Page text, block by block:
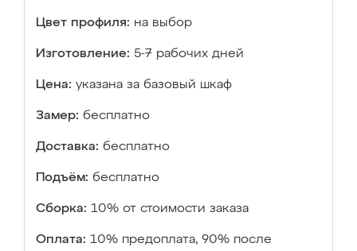
Цвет профиля: на выбор
Изготовление: 5-7 рабочих дней
Цена: указана за базовый шкаф
Замер: бесплатно
Доставка: бесплатно
Подъём: бесплатно
Сборка: 10% от стоимости заказа
Оплата: 10% предоплата, 90% после